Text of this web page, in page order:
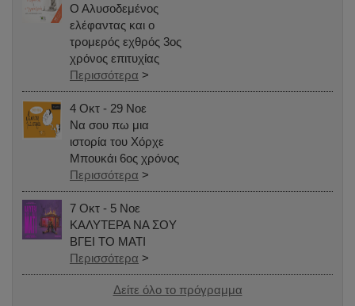
Ο Αλυσοδεμένος
ελέφαντας και ο
τρομερός εχθρός 3ος
χρόνος επιτυχίας
Περισσότερα >
4 Οκτ - 29 Νοε
Να σου πω μια
ιστορία του Χόρχε
Μπουκάι 6ος χρόνος
Περισσότερα >
7 Οκτ - 5 Νοε
ΚΑΛΥΤΕΡΑ ΝΑ ΣΟΥ
ΒΓΕΙ ΤΟ ΜΑΤΙ
Περισσότερα >
Δείτε όλο το πρόγραμμα